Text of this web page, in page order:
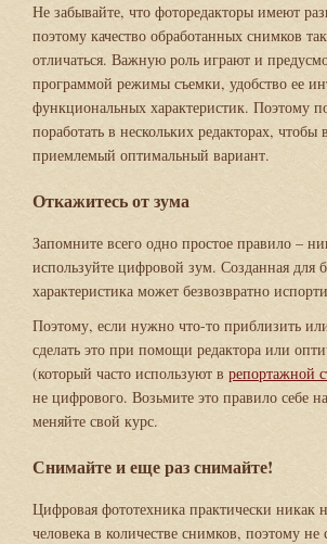
Не забывайте, что фоторедакторы имеют
поэтому качество обработанных снимков
отличаться. Важную роль играют и
программой режимы съемки, удобство ее
функциональных характеристик. Поэтому
поработать в нескольких редакторах, чтобы
приемлемый оптимальный вариант.
Откажитесь от зума
Запомните всего одно простое правило –
используйте цифровой зум. Созданная для
характеристика может безвозвратно
Поэтому, если нужно что-то приблизить
сделать это при помощи редактора или
(который часто используют в репортажной
не цифрового. Возьмите это правило себе
меняйте свой курс.
Снимайте и еще раз снимайте!
Цифровая фототехника практически никак
человека в количестве снимков, поэтому не